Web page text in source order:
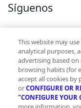
Síguenos
Contacto
This website may
analytical purposes,
advertising based
browsing habits (for
accept all cookies by
orCONFIGURE OR
"CONFIGURE YOUR